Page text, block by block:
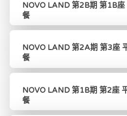
NOVO LAND 第2B期 第1B座
餐
NOVO LAND 第2A期 第3座
餐
NOVO LAND 第1B期 第2座
餐